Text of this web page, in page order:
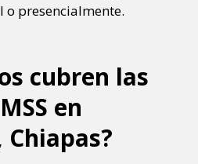
o presencialmente.
cubren las
en